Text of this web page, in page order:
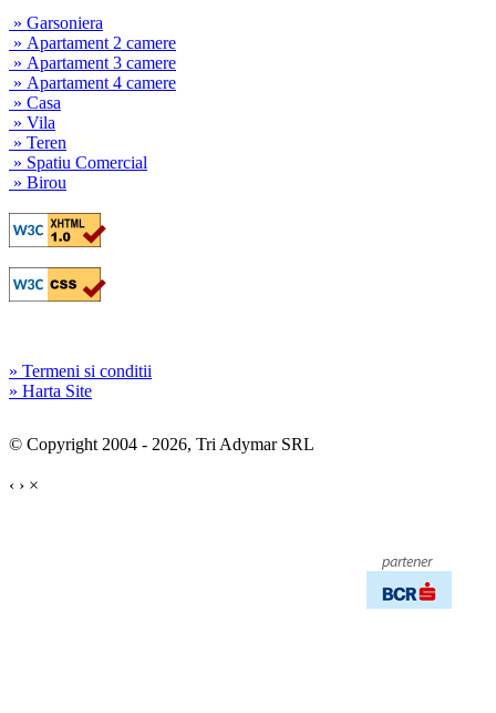
» Garsoniera
» Apartament 2 camere
» Apartament 3 camere
» Apartament 4 camere
» Casa
» Vila
» Teren
» Spatiu Comercial
» Birou
» Termeni si conditii
» Harta Site
© Copyright 2004 - 2026, Tri Adymar SRL
‹ › ×